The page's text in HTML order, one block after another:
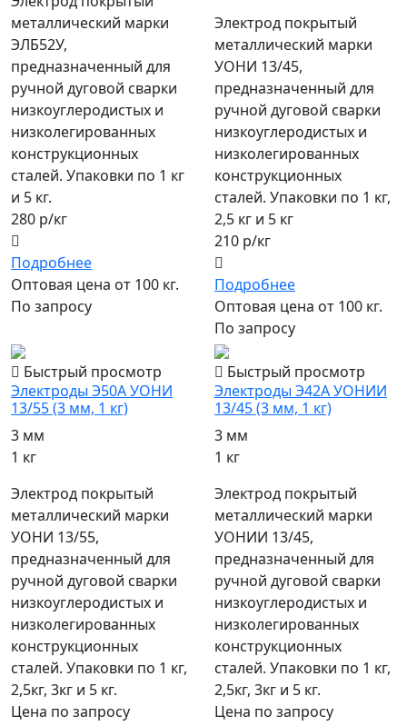
металлический марки
ЭЛБ52У,
предназначенный для
ручной дуговой сварки
низкоуглеродистых и
низколегированных
конструкционных
сталей. Упаковки по 1 кг
и 5 кг.
280 р/кг
Подробнее
Оптовая цена от 100 кг.
По запросу
Электрод покрытый
металлический марки
УОНИ 13/45,
предназначенный для
ручной дуговой сварки
низкоуглеродистых и
низколегированных
конструкционных
сталей. Упаковки по 1 кг,
2,5 кг и 5 кг
210 р/кг
Подробнее
Оптовая цена от 100 кг.
По запросу
Быстрый просмотр
Электроды Э50А УОНИ
13/55 (3 мм, 1 кг)
3 мм
1 кг
Электрод покрытый
металлический марки
УОНИ 13/55,
предназначенный для
ручной дуговой сварки
низкоуглеродистых и
низколегированных
конструкционных
сталей. Упаковки по 1 кг,
2,5кг, 3кг и 5 кг.
Цена по запросу
Быстрый просмотр
Электроды Э42А УОНИИ
13/45 (3 мм, 1 кг)
3 мм
1 кг
Электрод покрытый
металлический марки
УОНИИ 13/45,
предназначенный для
ручной дуговой сварки
низкоуглеродистых и
низколегированных
конструкционных
сталей. Упаковки по 1 кг,
2,5кг, 3кг и 5 кг.
Цена по запросу